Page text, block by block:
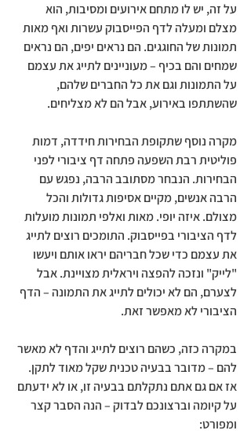
על זה, יש לו מתחם אירועים ומסיבות, הוא
מצלם ומעלה לדף הפייסבוק עשרות ואף מאות
תמונות של החוגגים. הם נראים יפים, הם נראים
שמחים והם בכיף – מעוניינים לתייג את עצמם
על התמונות וגם את כל החברים שלהם,
שהשתתפו באירוע, אבל הם לא מצליחים.
מקרה נוסף שתקופת הבחירות חידדה, דמות
פוליטית רבת השפעה פתחה דף ציבורי לפני
הבחירות. הנבחר מסתובב הרבה, נפגש עם
הרבה אנשים, מקיים אסיפות גדולות והכל
מצולם. איזה יופי. מאות ואלפי תמונות מועלות
לדף הציבורי בפייסבוק. התומכים רוצים לתייג
את עצמם כדי שכל חבריהם יראו אותם ויעשו
"לייק" ונזכה להפצה ויראלית מצויינת. אבל
לצערם, הם לא יכולים לתייג את התמונה – הדף
הציבורי לא מאפשר זאת.
במקרה כזה, כשהם רוצים לתייג והדף לא מאשר
להם – מדובר בבעיה טכנית שקל מאוד לתקן.
אז אם גם אתם נתקלתם בבעיה זו, או לא ידעתם
על קיומה וברצונכם לבדוק – הנה הסבר קצר
ומפורט: